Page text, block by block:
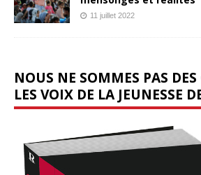
11 juillet 2022
NOUS NE SOMMES PAS DES
LES VOIX DE LA JEUNESSE